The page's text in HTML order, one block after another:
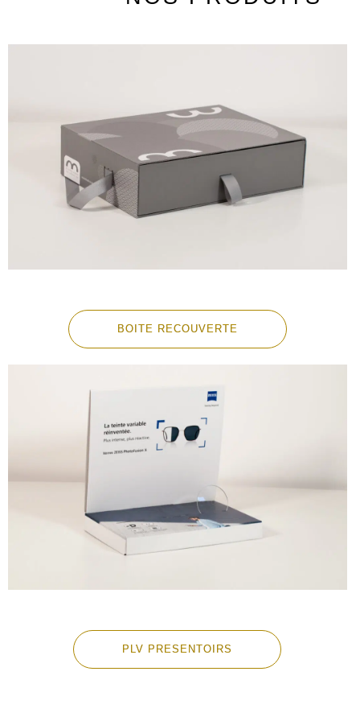
BOITE RECOUVERTE
PLV PRESENTOIRS